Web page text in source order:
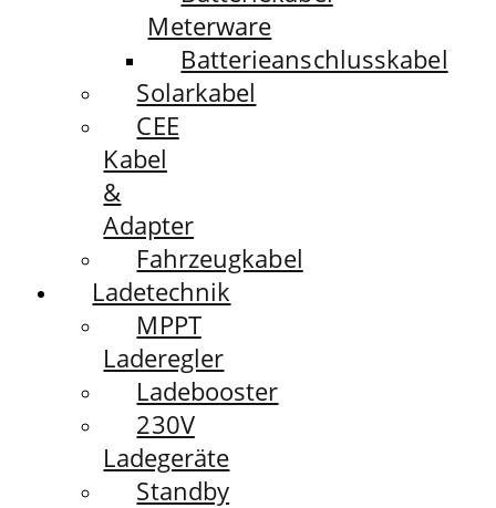
Meterware
Batterieanschlusskabel
Solarkabel
CEE
Kabel
&
Adapter
Fahrzeugkabel
Ladetechnik
MPPT
Laderegler
Ladebooster
230V
Ladegeräte
Standby